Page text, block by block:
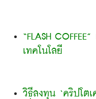
“FLASH
เทคโนโลยี
วิธีลงทุน ‘คริปโต